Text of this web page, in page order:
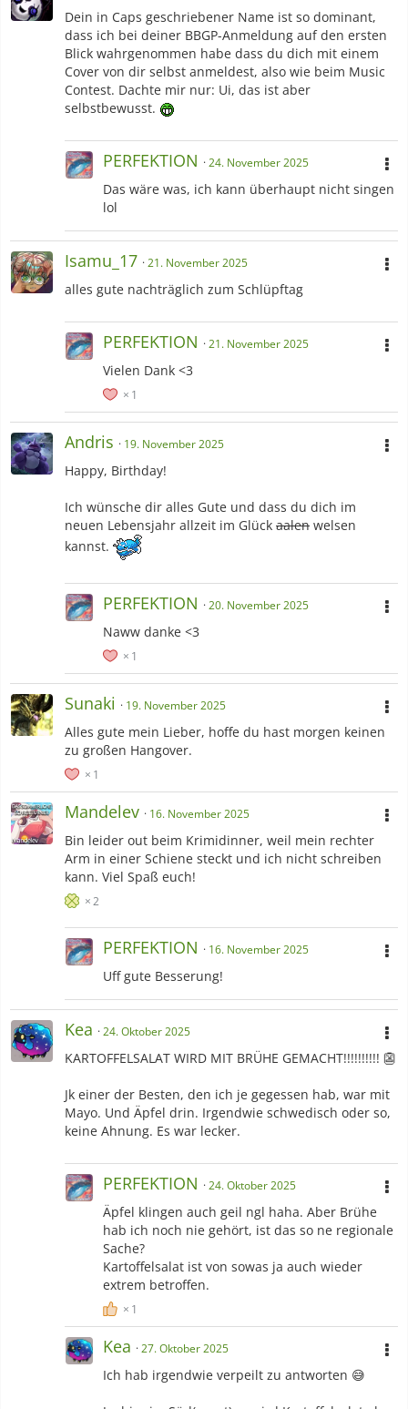
-Charaktere
Spoiler anzeigen
-Shippings
Spoiler anzeigen
Pokémon-Teams
Hauptspiele
Dein in Caps geschriebener Name ist so dominant,
dass ich bei deiner BBGP-Anmeldung auf den ersten
Blick wahrgenommen habe dass du dich mit einem
Cover von dir selbst anmeldest, also wie beim Music
Contest. Dachte mir nur: Ui, das ist aber
selbstbewusst.
PERFEKTION 24. November 2025
Das wäre was, ich kann überhaupt nicht singen
lol
Isamu_17 21. November 2025
alles gute nachträglich zum Schlüpftag
PERFEKTION 21. November 2025
Vielen Dank <3
1
Andris 19. November 2025
Happy, Birthday!
Ich wünsche dir alles Gute und dass du dich im
neuen Lebensjahr allzeit im Glück aalen welsen
kannst.
PERFEKTION 20. November 2025
Naww danke <3
1
Sunaki 19. November 2025
Alles gute mein Lieber, hoffe du hast morgen keinen
zu großen Hangover.
1
Mandelev 16. November 2025
Bin leider out beim Krimidinner, weil mein rechter
Arm in einer Schiene steckt und ich nicht schreiben
kann. Viel Spaß euch!
2
PERFEKTION 16. November 2025
Uff gute Besserung!
Kea 24. Oktober 2025
KARTOFFELSALAT WIRD MIT BRÜHE GEMACHT!!!!!!!!!! 👺
Jk einer der Besten, den ich je gegessen hab, war mit
Mayo. Und Äpfel drin. Irgendwie schwedisch oder so,
keine Ahnung. Es war lecker.
PERFEKTION 24. Oktober 2025
Äpfel klingen auch geil ngl haha. Aber Brühe
hab ich noch nie gehört, ist das so ne regionale
Sache?
Kartoffelsalat ist von sowas ja auch wieder
extrem betroffen.
1
Kea 27. Oktober 2025
Ich hab irgendwie verpeilt zu antworten 😅